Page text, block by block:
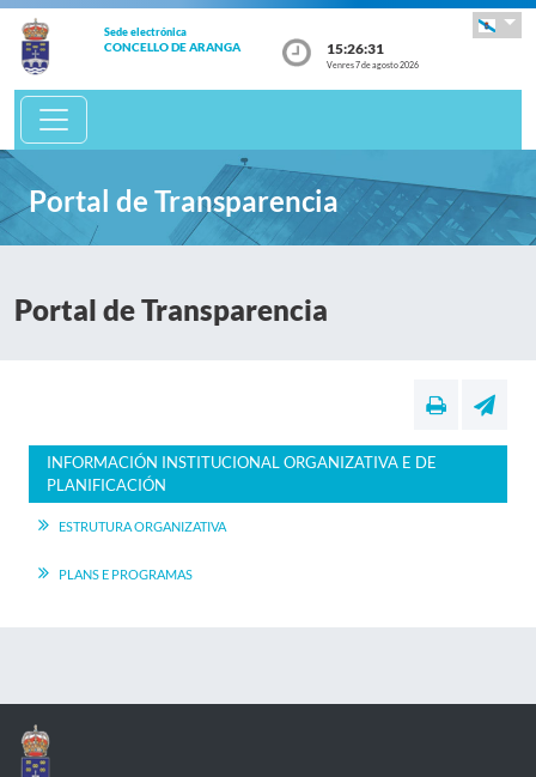
Sede electrónica
CONCELLO DE ARANGA 15:26:31
Venres 7 de agosto 2026
Portal de Transparencia
Portal de Transparencia
INFORMACIÓN INSTITUCIONAL ORGANIZATIVA E DE
PLANIFICACIÓN
ESTRUTURA ORGANIZATIVA
PLANS E PROGRAMAS